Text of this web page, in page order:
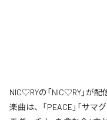
NIC♡RYの「NIC♡RY」が
楽曲は、「PEACE」「サマ